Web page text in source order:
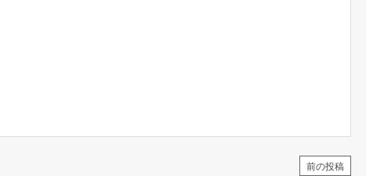
前の投稿